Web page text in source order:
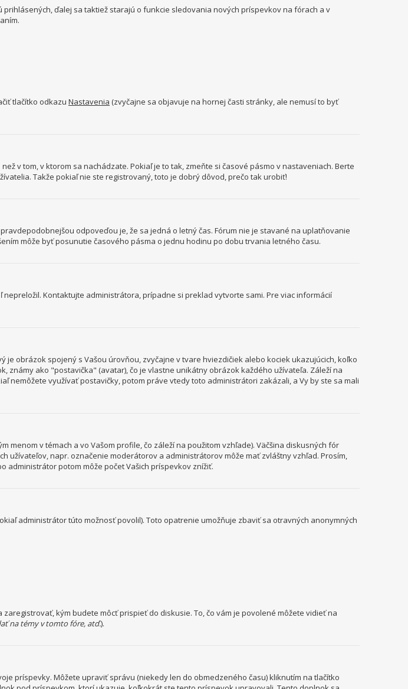
ďalej sa taktiež starajú o funkcie sledovania nových príspevkov na fórach a v
tlačítko odkazu Nastavenia (zvyčajne sa objavuje na hornej časti stránky, ale nemusí to byť
v tom, v ktorom sa nachádzate. Pokiaľ je to tak, zmeňte si časové pásmo v nastaveniach. Berte
Takže pokiaľ nie ste registrovaný, toto je dobrý dôvod, prečo tak urobiť!
odpoveďou je, že sa jedná o letný čas. Fórum nie je stavané na uplatňovanie
môže byť posunutie časového pásma o jednu hodinu po dobu trvania letného času.
Kontaktujte administrátora, prípadne si preklad vytvorte sami. Pre viac informácií
obrázok spojený s Vašou úrovňou, zvyčajne v tvare hviezdičiek alebo kociek ukazujúcich, koľko
známy ako "postavička" (avatar), čo je vlastne unikátny obrázok každého užívateľa. Záleží na
nemôžete využívať postavičky, potom práve vtedy toto administrátori zakázali, a Vy by ste sa mali
v témach a vo Vašom profile, čo záleží na použitom vzhľade). Väčšina diskusných fór
napr. označenie moderátorov a administrátorov môže mať zvláštny vzhľad. Prosím,
potom môže počet Vašich príspevkov znížiť.
administrátor túto možnosť povolil). Toto opatrenie umožňuje zbaviť sa otravných anonymných
kým budete môcť prispieť do diskusie. To, čo vám je povolené môžete vidieť na
na témy v tomto fóre, atď.).
príspevky. Môžete upraviť správu (niekedy len do obmedzeného času) kliknutím na tlačítko